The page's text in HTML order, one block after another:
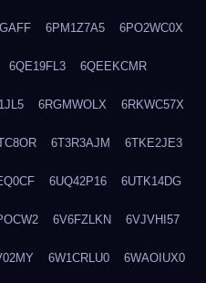
6PM1Z7A5 6PO2WC0X
6QE19FL3 6QEEKCMR
6RGMWOLX 6RKWC57X
6T3R3AJM 6TKE2JE3
6UQ42P16 6UTK14DG
6V6FZLKN 6VJVHI57
6W1CRLU0 6WAOIUX0